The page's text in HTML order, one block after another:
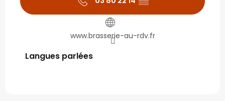
www.brasserie-au-rdv.fr
Langues parlées
Langues parlées